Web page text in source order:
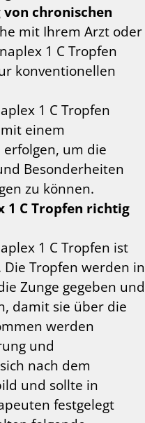
chronischen
mit Ihrem Arzt oder
1 C Tropfen
konventionellen
1 C Tropfen
einem
um die
Besonderheiten
zu können.
1 C Tropfen richtig
1 C Tropfen ist
Tropfen werden in
Zunge gegeben und
damit sie über die
werden
und
nach dem
und sollte in
festgelegt